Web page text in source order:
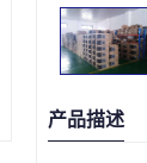
产品描述